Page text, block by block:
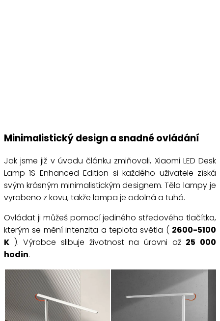
Minimalistický design a snadné ovládání
Jak jsme již v úvodu článku zmiňovali, Xiaomi LED Desk
Lamp 1S Enhanced Edition si každého uživatele získá
svým krásným minimalistickým designem. Tělo lampy je
vyrobeno z kovu, takže lampa je odolná a tuhá.
Ovládat ji můžeš pomocí jediného středového tlačítka,
kterým se mění intenzita a teplota světla ( 2600-5100
K ). Výrobce slibuje životnost na úrovni až 25 000
hodin.